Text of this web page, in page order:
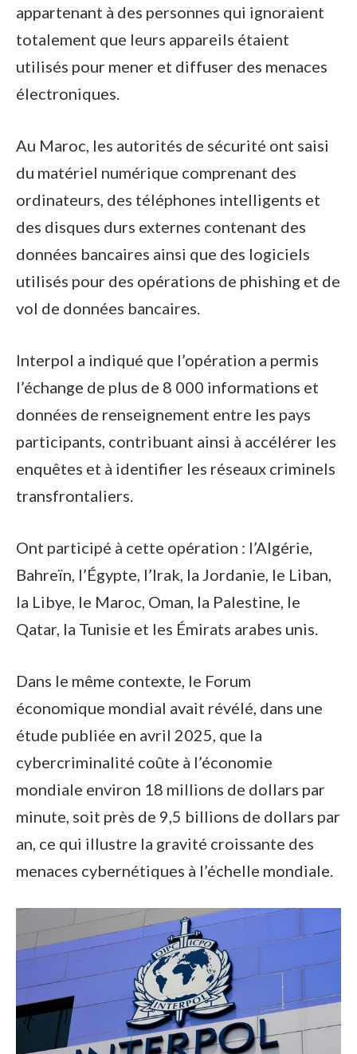
appartenant à des personnes qui ignoraient
totalement que leurs appareils étaient
utilisés pour mener et diffuser des menaces
électroniques.
Au Maroc, les autorités de sécurité ont saisi
du matériel numérique comprenant des
ordinateurs, des téléphones intelligents et
des disques durs externes contenant des
données bancaires ainsi que des logiciels
utilisés pour des opérations de phishing et de
vol de données bancaires.
Interpol a indiqué que l’opération a permis
l’échange de plus de 8 000 informations et
données de renseignement entre les pays
participants, contribuant ainsi à accélérer les
enquêtes et à identifier les réseaux criminels
transfrontaliers.
Ont participé à cette opération : l’Algérie,
Bahreïn, l’Égypte, l’Irak, la Jordanie, le Liban,
la Libye, le Maroc, Oman, la Palestine, le
Qatar, la Tunisie et les Émirats arabes unis.
Dans le même contexte, le Forum
économique mondial avait révélé, dans une
étude publiée en avril 2025, que la
cybercriminalité coûte à l’économie
mondiale environ 18 millions de dollars par
minute, soit près de 9,5 billions de dollars par
an, ce qui illustre la gravité croissante des
menaces cybernétiques à l’échelle mondiale.